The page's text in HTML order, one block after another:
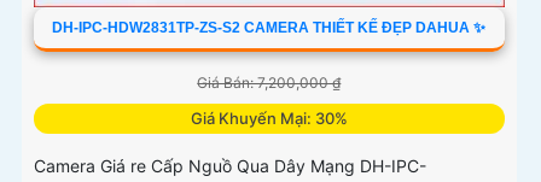
DH-IPC-HDW2831TP-ZS-S2 CAMERA THIẾT KẾ ĐẸP DAHUA ✨
Giá Bán: 7,200,000 ₫
Giá Khuyến Mại: 30%
Camera Giá re Cấp Nguồ Qua Dây Mạng DH-IPC-